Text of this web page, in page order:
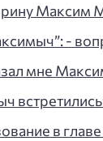
Максим
-
мне
в